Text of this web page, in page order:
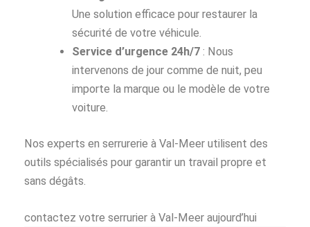
Une solution efficace pour restaurer la
sécurité de votre véhicule.
Service d’urgence 24h/7 : Nous
intervenons de jour comme de nuit, peu
importe la marque ou le modèle de votre
voiture.
Nos experts en serrurerie à Val-Meer utilisent des
outils spécialisés pour garantir un travail propre et
sans dégâts.
contactez votre serrurier à Val-Meer aujourd’hui